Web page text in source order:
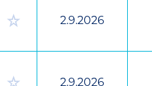
2.9.2026
2.9.2026